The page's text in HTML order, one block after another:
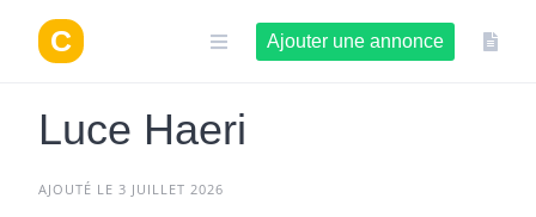
contenu
Ajouter une annonce
Luce Haeri
AJOUTÉ LE 3 JUILLET 2026